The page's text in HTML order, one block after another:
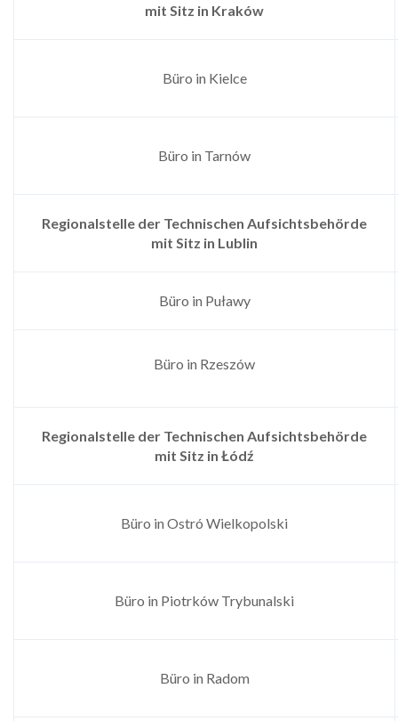
mit Sitz in Kraków
Büro in Kielce
Büro in Tarnów
Regionalstelle der Technischen Aufsichtsbehörde
mit Sitz in Lublin
Büro in Puławy
Büro in Rzeszów
Regionalstelle der Technischen Aufsichtsbehörde
mit Sitz in Łódź
Büro in Ostró Wielkopolski
Büro in Piotrków Trybunalski
Büro in Radom